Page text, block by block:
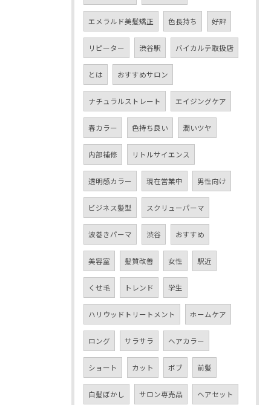
エメラルド美髪矯正 色長持ち 好評
リピーター 渋谷駅 バイカルテ取扱店
とは おすすめサロン
ナチュラルストレート エイジングケア
春カラー 色持ち良い 潤いツヤ
内部補修 リトルサイエンス
透明感カラー 現在営業中 男性向け
ビジネス髪型 スクリューパーマ
波巻きパーマ 渋谷 おすすめ
美容室 髪質改善 女性 駅近
くせ毛 トレンド 学生
ハリウッドトリートメント ホームケア
ロング サラサラ ヘアカラー
ショート カット ボブ 前髪
白髪ぼかし サロン専売品 ヘアセット